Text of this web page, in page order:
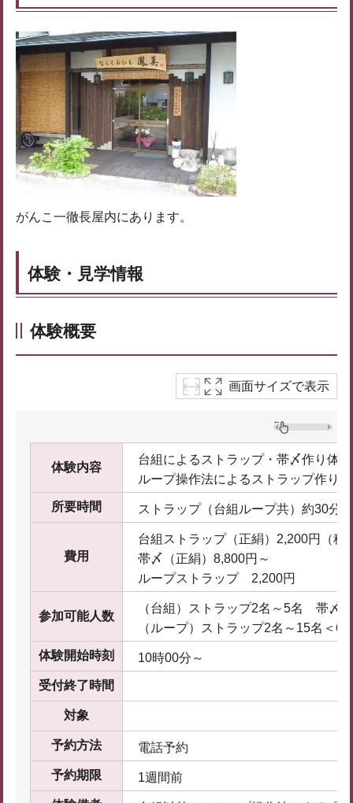
がんこ一徹長屋内にあります。
体験・見学情報
体験概要
画面サイズで表示
体験内容
台組によるストラップ・帯〆作り体験
ループ操作法によるストラップ作り
所要時間 ストラップ（台組ループ共）約30分
費用
台組ストラップ（正絹）2,200円（税
帯〆（正絹）8,800円～
ループストラップ 2,200円
参加可能人数
（台組）ストラップ2名～5名 帯〆2
（ループ）ストラップ2名～15名＜6
体験開始時刻 10時00分～
受付終了時間
対象
予約方法 電話予約
予約期限 1週間前